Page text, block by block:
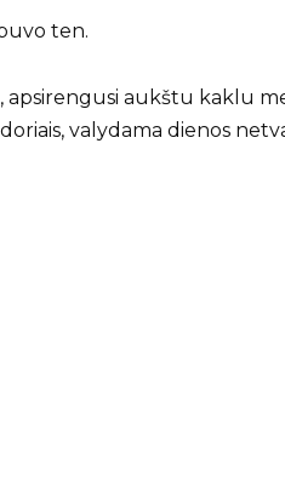
ten.
apsirengusi aukštu kaklu
valydama dienos